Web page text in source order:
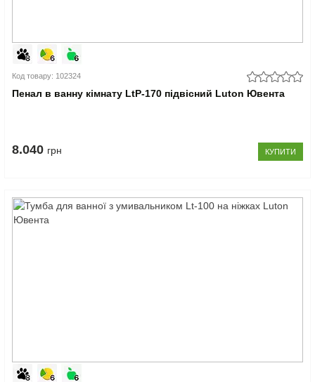
Код товару: 102324
Пенал в ванну кімнату LtP-170 підвісний Luton Ювента
8.040 грн КУПИТИ